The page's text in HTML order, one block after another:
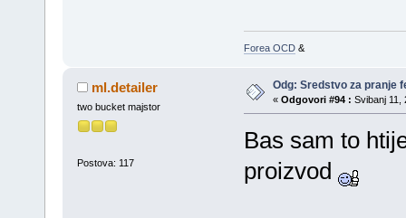
Forea OCD&
ml.detailer
two bucket majstor
Postova: 117
Odg: Sredstvo za pranje
« Odgovori #94 : Svibanj 11,
Bas sam to
proizvod